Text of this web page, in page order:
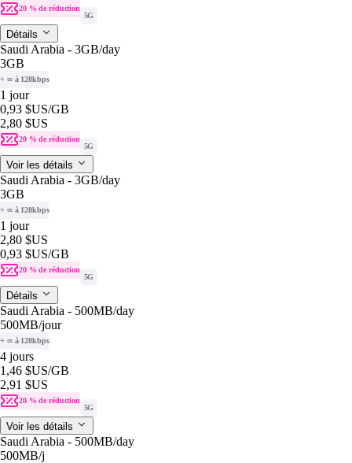
20 % de réduction
5G
Détails
Saudi Arabia - 3GB/day
3GB
+ ∞ à 128kbps
1 jour
0,93 $US/GB
2,80 $US
20 % de réduction
5G
Voir les détails
Saudi Arabia - 3GB/day
3GB
+ ∞ à 128kbps
1 jour
2,80 $US
0,93 $US/GB
20 % de réduction
5G
Détails
Saudi Arabia - 500MB/day
500MB/jour
+ ∞ à 128kbps
4 jours
1,46 $US/GB
2,91 $US
20 % de réduction
5G
Voir les détails
Saudi Arabia - 500MB/day
500MB/j